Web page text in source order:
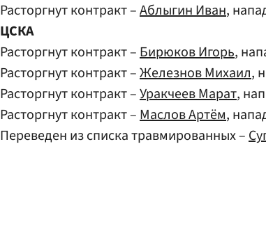
Расторгнут контракт –Аблыгин Иван,
ЦСКА
Расторгнут контракт –Бирюков Игорь,
Расторгнут контракт –Железнов Михаил,
Расторгнут контракт –Уракчеев Марат,
Расторгнут контракт –Маслов Артём,
Переведен из списка травмированных –